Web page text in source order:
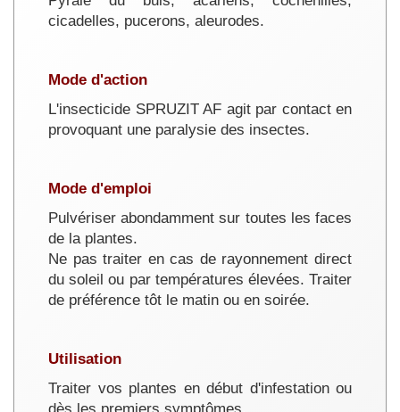
cicadelles, pucerons, aleurodes.
Mode d'action
L'insecticide SPRUZIT AF agit par contact en
provoquant une paralysie des insectes.
Mode d'emploi
Pulvériser abondamment sur toutes les faces
de la plantes.
Ne pas traiter en cas de rayonnement direct
du soleil ou par températures élevées. Traiter
de préférence tôt le matin ou en soirée.
Utilisation
Traiter vos plantes en début d'infestation ou